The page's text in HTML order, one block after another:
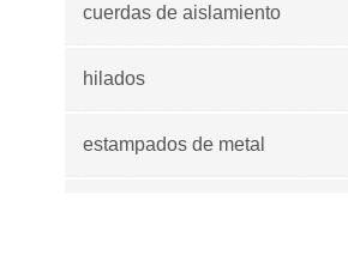
cuerdas de aislamiento
hilados
estampados de metal